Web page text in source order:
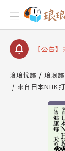
【公告】
停部分閱
【公告】
【公告
請圖文教
【公告】
查詢
【公告
停部分
琅琅悅讀 琅琅
來自日本NHK